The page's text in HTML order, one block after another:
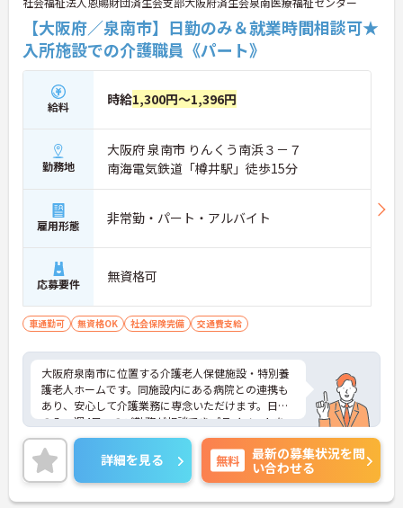
【大阪府／泉南市】日勤のみ＆就業時間相談可★
入所施設での介護職員《パート》
給料 時給1,300円～1,396円
勤務地
大阪府 泉南市 りんくう南浜３－７
南海電気鉄道「樽井駅」徒歩15分
雇用形態 非常勤・パート・アルバイト
応募要件 無資格可
車通勤可 無資格OK 社会保険完備 交通費支給
大阪府泉南市に位置する介護老人保健施設・特別養
護老人ホームです。同施設内にある病院との連携も
あり、安心して介護業務に専念いただけます。日勤
のみ、週4日～のご勤務が相談できプライベートを
重視されたい方にもおすすめです。ご興味ある方に
は、面接対策ポイントなど、さらに詳細をお話しい
たしますのでお気軽にご相談ください！
詳細を見る 無料
最新の募集状況を問
い合わせる